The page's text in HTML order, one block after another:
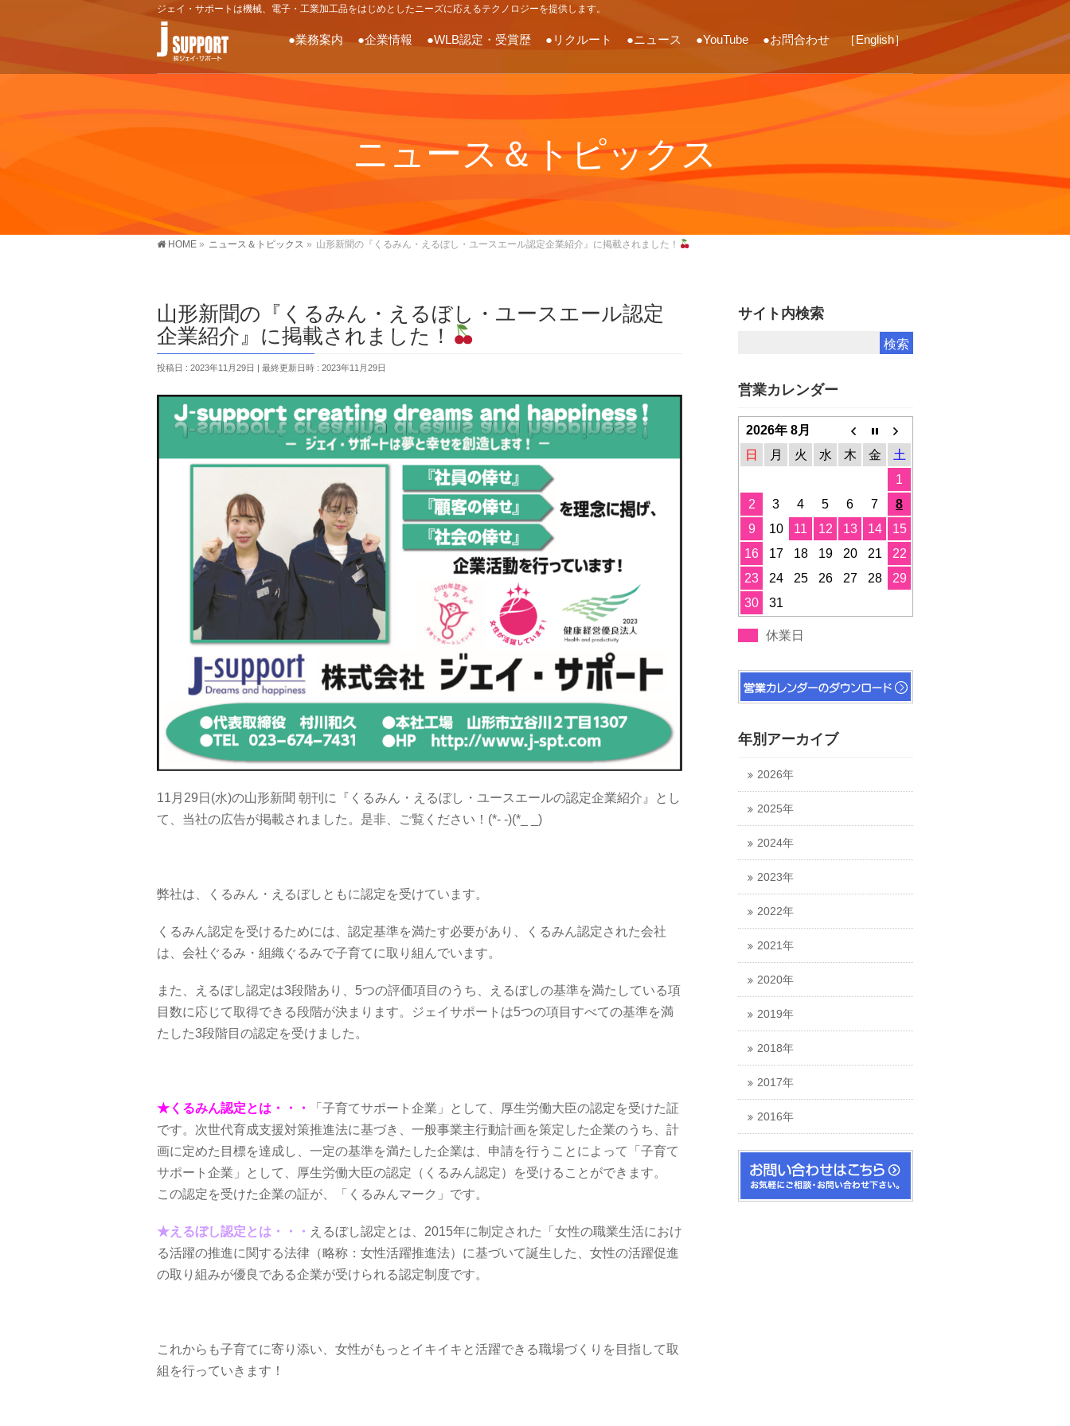
ジェイ・サポートは機械、電子・工業加工品をはじめとしたニーズに応えるテクノロジーを提供します。
●業務案内 ●企業情報 ●WLB認定・受賞歴 ●リクルート ●ニュース ●YouTube ●お問合わせ ［English］
ニュース＆トピックス
HOME » ニュース＆トピックス » 山形新聞の『くるみん・えるぼし・ユースエール認定企業紹介』に掲載されました！
山形新聞の『くるみん・えるぼし・ユースエール認定
企業紹介』に掲載されました！
投稿日 : 2023年11月29日 最終更新日時 : 2023年11月29日
11月29日(水)の山形新聞 朝刊に『くるみん・えるぼし・ユースエールの認定企業紹介』とし
て、当社の広告が掲載されました。是非、ご覧ください！(*- -)(*_ _)
弊社は、くるみん・えるぼしともに認定を受けています。
くるみん認定を受けるためには、認定基準を満たす必要があり、くるみん認定された会社
は、会社ぐるみ・組織ぐるみで子育てに取り組んでいます。
また、えるぼし認定は3段階あり、5つの評価項目のうち、えるぼしの基準を満たしている項
目数に応じて取得できる段階が決まります。ジェイサポートは5つの項目すべての基準を満
たした3段階目の認定を受けました。
★くるみん認定とは・・・
「子育てサポート企業」として、厚生労働大臣の認定を受けた証
です。次世代育成支援対策推進法に基づき、一般事業主行動計画を策定した企業のうち、計
画に定めた目標を達成し、一定の基準を満たした企業は、申請を行うことによって「子育て
サポート企業」として、厚生労働大臣の認定（くるみん認定）を受けることができます。
この認定を受けた企業の証が、「くるみんマーク」です。
★えるぼし認定とは・・・ えるぼし認定とは、2015年に制定された「女性の職業生活におけ
る活躍の推進に関する法律（略称：女性活躍推進法）に基づいて誕生した、女性の活躍促進
の取り組みが優良である企業が受けられる認定制度です。
これからも子育てに寄り添い、女性がもっとイキイキと活躍できる職場づくりを目指して取
組を行っていきます！
サイト内検索
営業カレンダー
2026年 8月
日
月 火 水 木 金
土
1
2
3 4 5 6 7
8
9
10 11 12 13 14
15
16
17 18 19 20 21
22
23
24 25 26 27 28
29
30
31
休業日
年別アーカイブ
2026年
2025年
2024年
2023年
2022年
2021年
2020年
2019年
2018年
2017年
2016年